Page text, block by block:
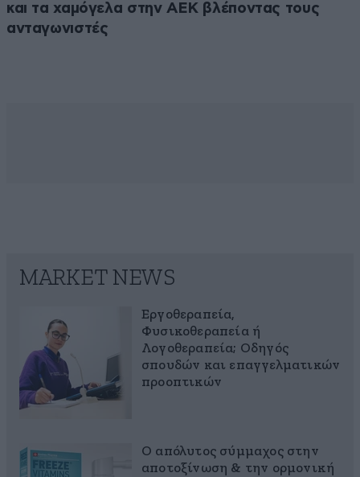
και τα χαμόγελα στην ΑΕΚ βλέποντας τους
ανταγωνιστές
MARKET NEWS
Εργοθεραπεία,
Φυσικοθεραπεία ή
Λογοθεραπεία; Οδηγός
σπουδών και επαγγελματικών
προοπτικών
Ο απόλυτος σύμμαχος στην
αποτοξίνωση & την ορμονική